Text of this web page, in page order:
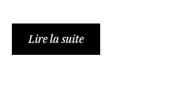
Lire la suite